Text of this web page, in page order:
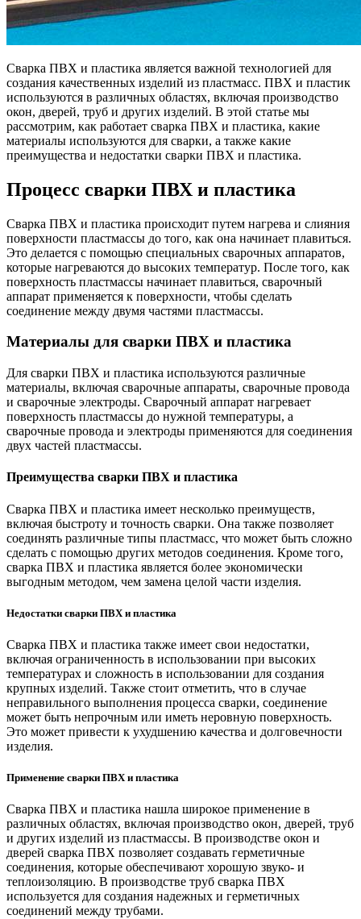
Сварка ПВХ и пластика является важной технологией для
создания качественных изделий из пластмасс. ПВХ и пластик
используются в различных областях, включая производство
окон, дверей, труб и других изделий. В этой статье мы
рассмотрим, как работает сварка ПВХ и пластика, какие
материалы используются для сварки, а также какие
преимущества и недостатки сварки ПВХ и пластика.
Процесс сварки ПВХ и пластика
Сварка ПВХ и пластика происходит путем нагрева и слияния
поверхности пластмассы до того, как она начинает плавиться.
Это делается с помощью специальных сварочных аппаратов,
которые нагреваются до высоких температур. После того, как
поверхность пластмассы начинает плавиться, сварочный
аппарат применяется к поверхности, чтобы сделать
соединение между двумя частями пластмассы.
Материалы для сварки ПВХ и пластика
Для сварки ПВХ и пластика используются различные
материалы, включая сварочные аппараты, сварочные провода
и сварочные электроды. Сварочный аппарат нагревает
поверхность пластмассы до нужной температуры, а
сварочные провода и электроды применяются для соединения
двух частей пластмассы.
Преимущества сварки ПВХ и пластика
Сварка ПВХ и пластика имеет несколько преимуществ,
включая быстроту и точность сварки. Она также позволяет
соединять различные типы пластмасс, что может быть сложно
сделать с помощью других методов соединения. Кроме того,
сварка ПВХ и пластика является более экономически
выгодным методом, чем замена целой части изделия.
Недостатки сварки ПВХ и пластика
Сварка ПВХ и пластика также имеет свои недостатки,
включая ограниченность в использовании при высоких
температурах и сложность в использовании для создания
крупных изделий. Также стоит отметить, что в случае
неправильного выполнения процесса сварки, соединение
может быть непрочным или иметь неровную поверхность.
Это может привести к ухудшению качества и долговечности
изделия.
Применение сварки ПВХ и пластика
Сварка ПВХ и пластика нашла широкое применение в
различных областях, включая производство окон, дверей, труб
и других изделий из пластмассы. В производстве окон и
дверей сварка ПВХ позволяет создавать герметичные
соединения, которые обеспечивают хорошую звуко- и
теплоизоляцию. В производстве труб сварка ПВХ
используется для создания надежных и герметичных
соединений между трубами.